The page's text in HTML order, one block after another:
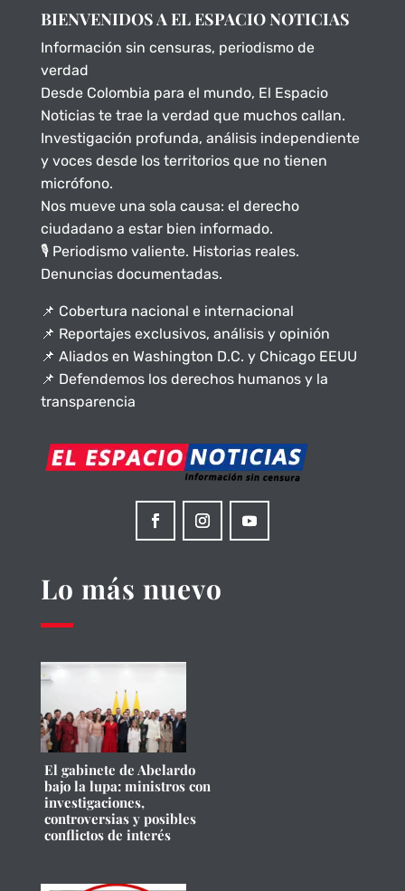
BIENVENIDOS A EL ESPACIO NOTICIAS
Información sin censuras, periodismo de
verdad
Desde Colombia para el mundo, El Espacio
Noticias te trae la verdad que muchos callan.
Investigación profunda, análisis independiente
y voces desde los territorios que no tienen
micrófono.
Nos mueve una sola causa: el derecho
ciudadano a estar bien informado.
🎙️ Periodismo valiente. Historias reales.
Denuncias documentadas.
📌 Cobertura nacional e internacional
📌 Reportajes exclusivos, análisis y opinión
📌 Aliados en Washington D.C. y Chicago EEUU
📌 Defendemos los derechos humanos y la
transparencia
Lo más nuevo
El gabinete de Abelardo
bajo la lupa: ministros con
investigaciones,
controversias y posibles
conflictos de interés